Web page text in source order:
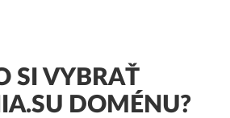
SI VYBRAŤ
DOMÉNU?